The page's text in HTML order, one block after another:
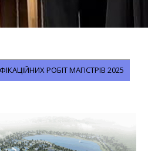
РОБІТ МАГІСТРІВ 2025